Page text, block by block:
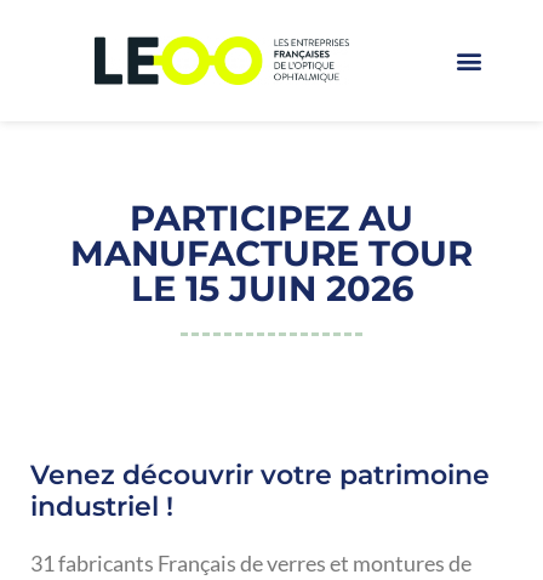
PARTICIPEZ AU
MANUFACTURE TOUR
LE 15 JUIN 2026
Venez découvrir votre patrimoine
industriel !
31 fabricants Français de verres et montures de